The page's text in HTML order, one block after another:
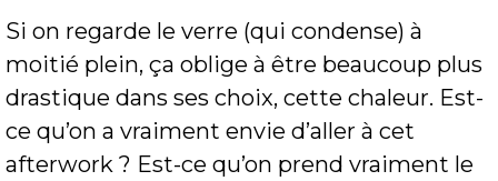
Si on regarde le verre (qui condense) à
moitié plein, ça oblige à être beaucoup plus
drastique dans ses choix, cette chaleur. Est-
ce qu’on a vraiment envie d’aller à cet
afterwork ? Est-ce qu’on prend vraiment le